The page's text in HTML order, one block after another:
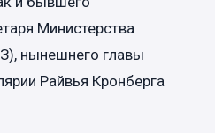
Министерства
нынешнего главы
Райвья Кронберга